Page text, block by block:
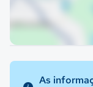
As